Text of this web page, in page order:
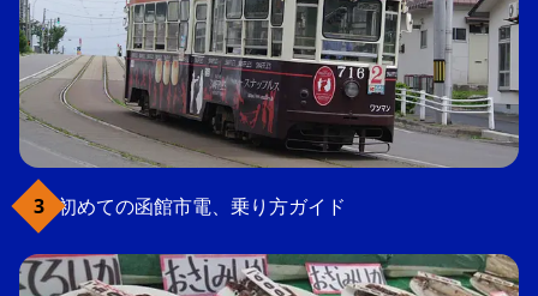
初めての函館市電、乗り方ガイド